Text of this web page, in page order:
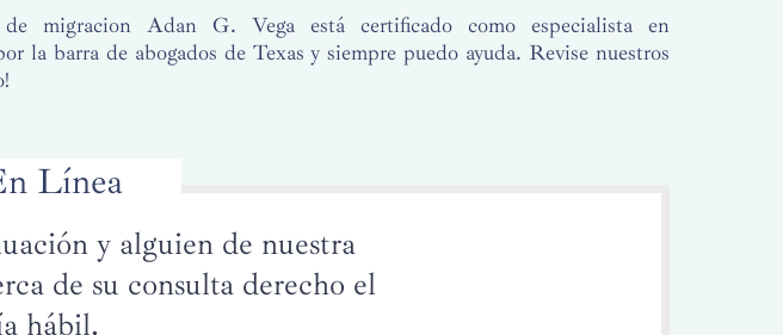
migracion Adan G. Vega está certificado como especialista en
la barra de abogados de Texas y siempre puedo ayuda. Revise nuestros
Línea
y alguien de nuestra
de su consulta derecho el
hábil.